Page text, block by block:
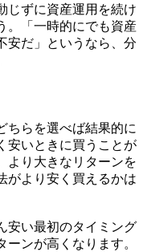
じずに資産運用を続け
。「一時的にでも資産
安だ」というなら、分
ちらを選べば結果的に
安いときに買うことが
より大きなリターンを
がより安く買えるかは
安い最初のタイミング
ンが高くなります。